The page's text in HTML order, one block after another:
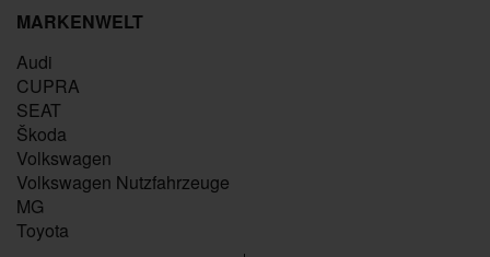
MARKENWELT
Audi
CUPRA
SEAT
Škoda
Volkswagen
Volkswagen Nutzfahrzeuge
MG
Toyota